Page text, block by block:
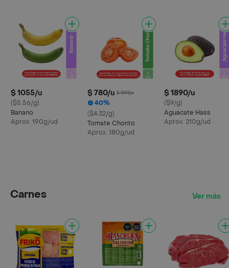
$ 1055/u
($5.56/g)
Banano
Aprox. 190g/ud
$ 780/u $ 1295/u
40%
($4.32/g)
Tomate Chonto
Aprox. 180g/ud
$ 1890/u
($9/g)
Aguacate Hass
Aprox. 210g/ud
Carnes Ver más